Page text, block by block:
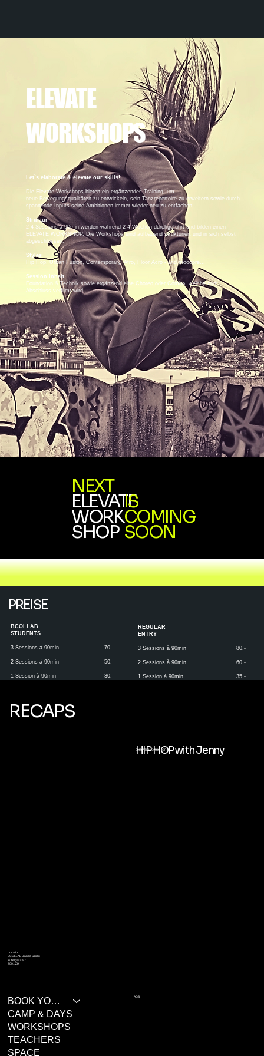
ELEVATE
WORKSHOPS
Let`s elaborate & elevate our skills!
Die Elevate Workshops bieten ein ergänzendes Training, um
neue Bewegungsqualitäten zu entwickeln, sein Tanzrepertoire zu erweitern sowie durch
spannende Inputs seine Ambitionen immer wieder neu zu entfachen.
Struktur
2-4 Sessions à 90min werden während 2-4 Wochen durchgeführt und bilden einen
ELEVATE WORKSHOP. Die Workshops sind aufbauend strukturiert und in sich selbst
abgeschlossen.
Styles
Hip Hop, Urban Fusion, Contemporary, Afro, Floor Acro - and moooore...
Session Inhalt
Foundation & Technik sowie ergänzend eine Choreo oder Combo, welche zum
Abschluss verfilmt wird.
NEXT
ELEVATE
WORK
SHOP
IS
COMING
SOON
RECAPS
ELEVATE WORKSHOP #1
HIP HOP with Jenny
PREISE
BCOLLAB
STUDENTS
3 Sessions à 90min
2 Sessions à 90min
1 Session à 90min
70.-
50.-
30.-
REGULAR
ENTRY
3 Sessions à 90min
2 Sessions à 90min
1 Session à 90min
80.-
60.-
35.-
Location
BCOLLAB Dance Studio
Kuttelgasse 7
8001 ZH
AGB
BOOK YOUR CLASS
CAMP & DAYS
WORKSHOPS
TEACHERS
SPACE